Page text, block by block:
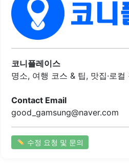
짜루는 다양한 세트 메뉴를 제공
도 푸짐합니다.매장은 깔끔하게
를 즐길 수 있습니다. 주말 점심
님을 맞이하며, 직원들은 고객의
다. 이곳은 특히 가족 단위 손님들
도 좋아하는 메뉴가 많습니다.진짜
즐길 수 있을 뿐만 아니라, 배달..
코니플레이스
명소, 여행 코스 & 팁, 맛집·로
Contact Email
good_gamsung@naver.com
수정 요청 및 문의